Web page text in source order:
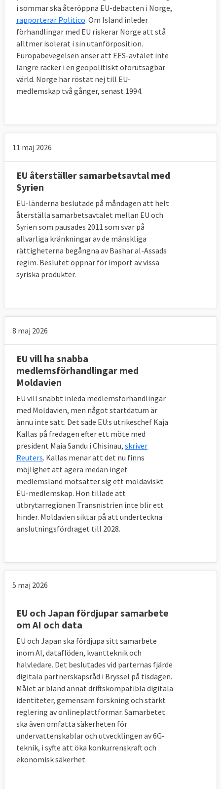
i sommar ska återöppna EU-debatten i Norge,
rapporterar Politico. Om Island inleder
förhandlingar med EU riskerar Norge att stå
alltmer isolerat i sin utanförposition.
Europabevegelsen anser att EES-avtalet inte
längre räcker i en geopolitiskt oförutsägbar
värld. Norge har röstat nej till EU-
medlemskap två gånger, senast 1994.
11 maj 2026
EU återställer samarbetsavtal med
Syrien
EU-länderna beslutade på måndagen att helt
återställa samarbetsavtalet mellan EU och
Syrien som pausades 2011 som svar på
allvarliga kränkningar av de mänskliga
rättigheterna begångna av Bashar al-Assads
regim. Beslutet öppnar för import av vissa
syriska produkter.
8 maj 2026
EU vill ha snabba
medlemsförhandlingar med
Moldavien
EU vill snabbt inleda medlemsförhandlingar
med Moldavien, men något startdatum är
ännu inte satt. Det sade EU:s utrikeschef Kaja
Kallas på fredagen efter ett möte med
president Maia Sandu i Chisinau, skriver
Reuters. Kallas menar att det nu finns
möjlighet att agera medan inget
medlemsland motsätter sig ett moldaviskt
EU-medlemskap. Hon tillade att
utbrytarregionen Transnistrien inte blir ett
hinder. Moldavien siktar på att underteckna
anslutningsfördraget till 2028.
5 maj 2026
EU och Japan fördjupar samarbete
om AI och data
EU och Japan ska fördjupa sitt samarbete
inom AI, dataflöden, kvantteknik och
halvledare. Det beslutades vid parternas fjärde
digitala partnerskapsråd i Bryssel på tisdagen.
Målet är bland annat driftskompatibla digitala
identiteter, gemensam forskning och stärkt
reglering av onlineplattformar. Samarbetet
ska även omfatta säkerheten för
undervattenskablar och utvecklingen av 6G-
teknik, i syfte att öka konkurrenskraft och
ekonomisk säkerhet.